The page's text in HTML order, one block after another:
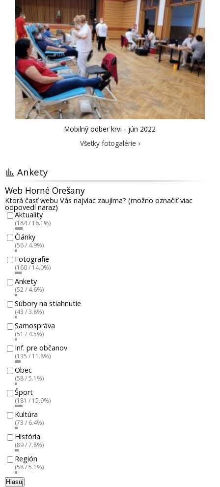
Mobilný odber krvi - jún 2022
Všetky fotogalérie ›
Ankety
Web Horné Orešany
Ktorá časť webu Vás najviac zaujíma? (možno označiť viac
odpovedí naraz)
Aktuality
(184 / 16.1%)
Články
(56 / 4.9%)
Fotografie
(160 / 14.0%)
Ankety
(52 / 4.6%)
Súbory na stiahnutie
(43 / 3.8%)
Samospráva
(51 / 4.5%)
Inf. pre občanov
(135 / 11.8%)
Obec
(58 / 5.1%)
Šport
(181 / 15.9%)
Kultúra
(73 / 6.4%)
História
(89 / 7.8%)
Región
(58 / 5.1%)
Hlasuj